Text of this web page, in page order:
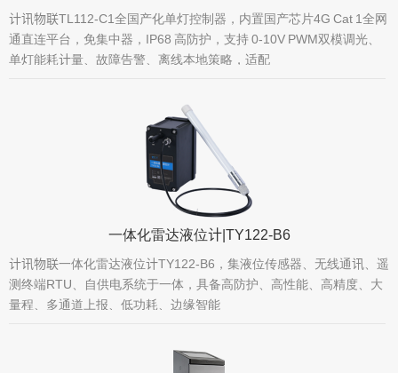
计讯物联TL112-C1全国产化单灯控制器，内置国产芯片4G Cat 1全网
通直连平台，免集中器，IP68 高防护，支持 0-10V PWM双模调光、
单灯能耗计量、故障告警、离线本地策略，适配
一体化雷达液位计|TY122-B6
计讯物联一体化雷达液位计TY122-B6，集液位传感器、无线通讯、遥
测终端RTU、自供电系统于一体，具备高防护、高性能、高精度、大
量程、多通道上报、低功耗、边缘智能